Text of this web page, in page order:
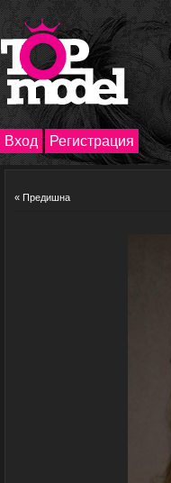
Вход Регистрация
« Предишна